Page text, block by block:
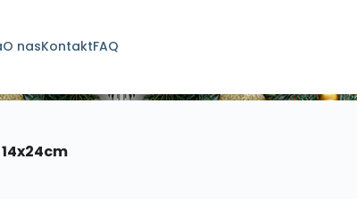
O nasKontaktFAQ